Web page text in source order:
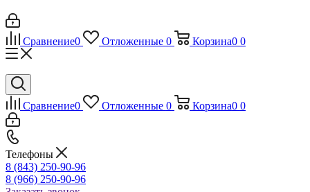
Сравнение0 Отложенные 0 Корзина0 0
Сравнение0 Отложенные 0 Корзина0 0
Телефоны
8 (843) 250-90-96
8 (966) 250-90-96